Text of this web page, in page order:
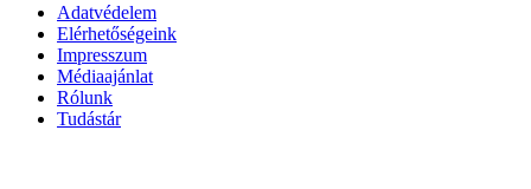
Adatvédelem
Elérhetőségeink
Impresszum
Médiaajánlat
Rólunk
Tudástár